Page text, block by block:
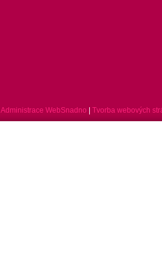
Administrace WebSnadno Tvorba webových